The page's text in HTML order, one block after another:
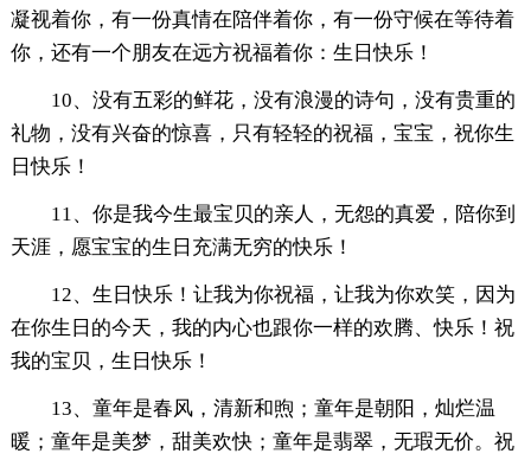
凝视着你，有一份真情在陪伴着你，有一份守候在等待着
你，还有一个朋友在远方祝福着你：生日快乐！
10、没有五彩的鲜花，没有浪漫的诗句，没有贵重的
礼物，没有兴奋的惊喜，只有轻轻的祝福，宝宝，祝你生
日快乐！
11、你是我今生最宝贝的亲人，无怨的真爱，陪你到
天涯，愿宝宝的生日充满无穷的快乐！
12、生日快乐！让我为你祝福，让我为你欢笑，因为
在你生日的今天，我的内心也跟你一样的欢腾、快乐！祝
我的宝贝，生日快乐！
13、童年是春风，清新和煦；童年是朝阳，灿烂温
暖；童年是美梦，甜美欢快；童年是翡翠，无瑕无价。祝